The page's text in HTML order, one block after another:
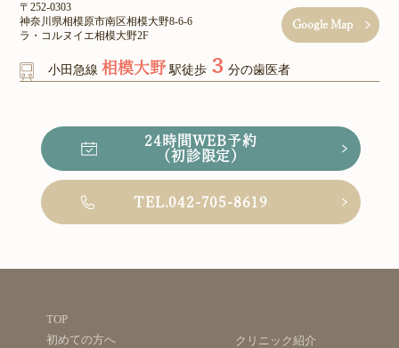
〒252-0303
神奈川県相模原市南区相模大野8-6-6
ラ・コルヌイエ相模大野2F
Google Map
小田急線相模大野 駅徒歩 ３分の歯医者
24時間WEB予約
（初診限定）
TEL.042-705-8619
TOP
初めての方へ
クリニック紹介